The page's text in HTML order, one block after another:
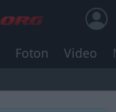
Foton Video